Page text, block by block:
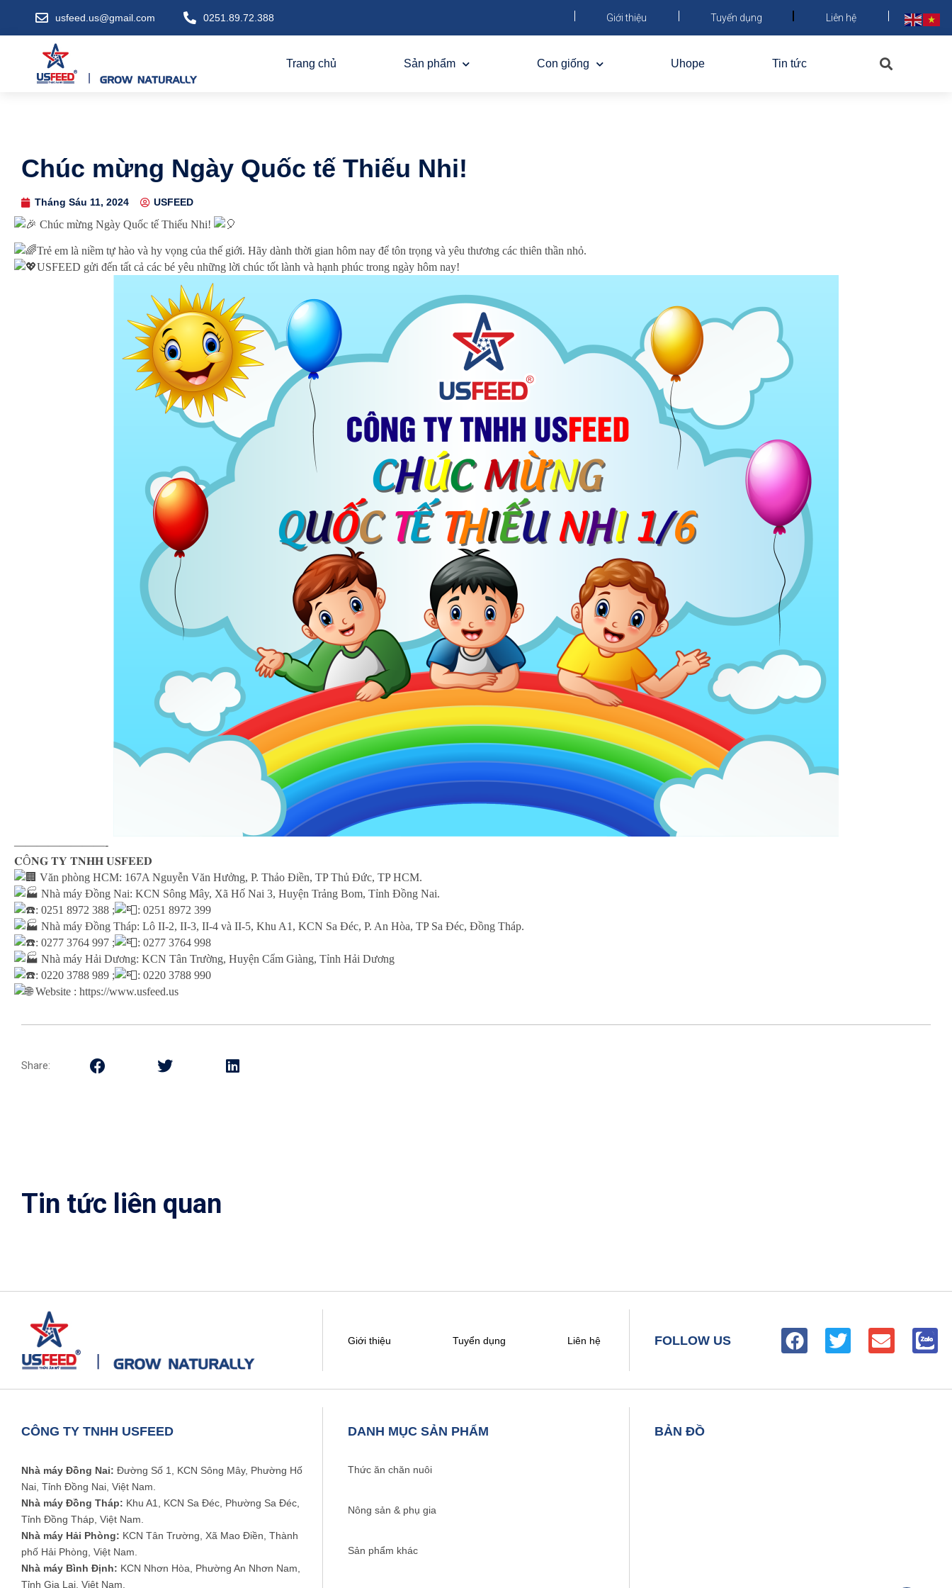
usfeed.us@gmail.com 0251.89.72.388 Giới thiệu Tuyển dụng Liên hệ
Trang chủ Sản phẩm Con giống Uhope Tin tức
Chúc mừng Ngày Quốc tế Thiếu Nhi!
Tháng Sáu 11, 2024 USFEED
Chúc mừng Ngày Quốc tế Thiếu Nhi!
Trẻ em là niềm tự hào và hy vọng của thế giới. Hãy dành thời gian hôm nay để tôn trọng và yêu thương các thiên thần nhỏ.
USFEED gửi đến tất cả các bé yêu những lời chúc tốt lành và hạnh phúc trong ngày hôm nay!
————————-
𝐂Ô𝐍𝐆 𝐓𝐘 𝐓𝐍𝐇𝐇 𝐔𝐒𝐅𝐄𝐄𝐃
Văn phòng HCM: 167A Nguyễn Văn Hưởng, P. Thảo Điền, TP Thủ Đức, TP HCM.
Nhà máy Đồng Nai: KCN Sông Mây, Xã Hố Nai 3, Huyện Trảng Bom, Tỉnh Đồng Nai.
: 0251 8972 388 ;
: 0251 8972 399
Nhà máy Đồng Tháp: Lô II-2, II-3, II-4 và II-5, Khu A1, KCN Sa Đéc, P. An Hòa, TP Sa Đéc, Đồng Tháp.
: 0277 3764 997 ;
: 0277 3764 998
Nhà máy Hải Dương: KCN Tân Trường, Huyện Cẩm Giàng, Tỉnh Hải Dương
: 0220 3788 989 ;
: 0220 3788 990
Website : https://www.usfeed.us
Share:
Tin tức liên quan
Giới thiệu Tuyển dụng Liên hệ FOLLOW US
CÔNG TY TNHH USFEED
Nhà máy Đồng Nai: Đường Số 1, KCN Sông Mây, Phường Hố
Nai, Tỉnh Đồng Nai, Việt Nam.
Nhà máy Đồng Tháp: Khu A1, KCN Sa Đéc, Phường Sa Đéc,
Tỉnh Đồng Tháp, Việt Nam.
Nhà máy Hải Phòng: KCN Tân Trường, Xã Mao Điền, Thành
phố Hải Phòng, Việt Nam.
Nhà máy Bình Định: KCN Nhơn Hòa, Phường An Nhơn Nam,
Tỉnh Gia Lai, Việt Nam.
DANH MỤC SẢN PHẨM
Thức ăn chăn nuôi
Nông sản & phụ gia
Sản phẩm khác
BẢN ĐỒ